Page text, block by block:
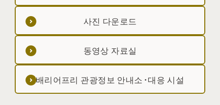
사진 다운로드
동영상 자료실
배리어프리 관광정보 안내소·대응 시설